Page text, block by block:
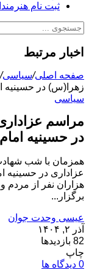
ثبت نام
اخبار مرتبط
صفحه اصلی/سیاسی/
زهرا(س) در حسینیه
سیاسی
مراسم
در حسینیه
همزمان با شب
عزاداری در
هزاران نفر از
برگزار...
عیسی وحدت جوان
آذر ۲, ۱۴۰۴
82 بازدیدها
چاپ
0 دیدگاه ها